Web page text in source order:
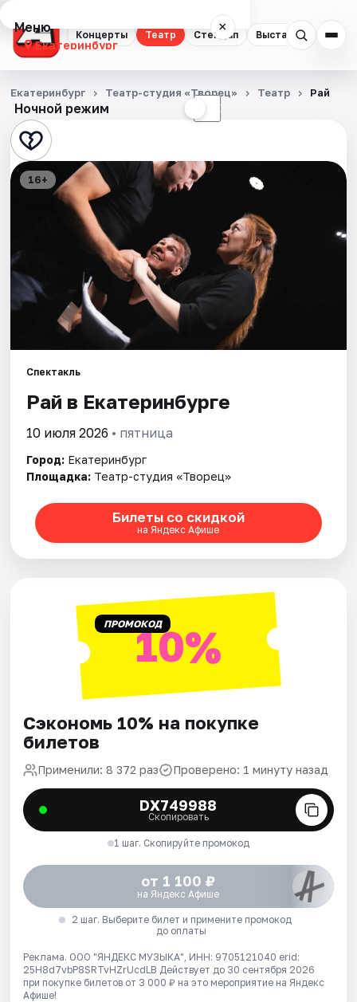
Концерты Театр Стендап Выставки
Меню ×
Екатеринбург
Концерты
Театр
Стендап
Выставки
Экскурсии
Спорт
Города
Площадки
Артисты
Рейтинги
Ночной режим ☾
Екатеринбург Театр-студия «Творец» Театр Рай
16+
Спектакль
Рай в Екатеринбурге
10 июля 2026 • пятница
Город: Екатеринбург
Площадка: Театр-студия «Творец»
Билеты со скидкой
на Яндекс Афише
ПРОМОКОД10%
Сэкономь 10% на покупке
билетов
Применили: 8 372 раз Проверено: 1 минуту назад
DX749988
Скопировать
1 шаг. Скопируйте промокод
от 1 100 ₽
на Яндекс Афише
2 шаг. Выберите билет и примените промокод
до оплаты
Реклама. ООО "ЯНДЕКС МУЗЫКА", ИНН: 9705121040 erid:
25H8d7vbP8SRTvHZrUcdLB Действует до 30 сентября 2026
при покупке билетов от 3 000 ₽ на это мероприятие на Яндекс
Афише!